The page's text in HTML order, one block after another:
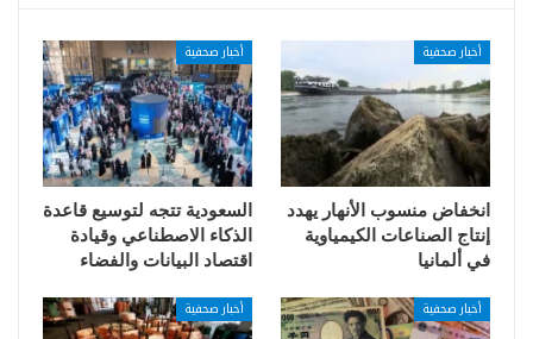
أخبار صحفية
انخفاض منسوب الأنهار يهدد
إنتاج الصناعات الكيمياوية
في ألمانيا
أخبار صحفية
السعودية تتجه لتوسيع قاعدة
الذكاء الاصطناعي وقيادة
اقتصاد البيانات والفضاء
أخبار صحفية أخبار صحفية